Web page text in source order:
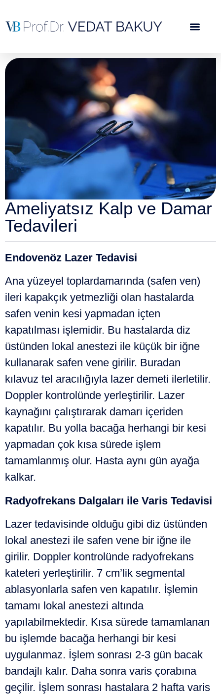
Ameliyatsız Kalp ve Damar
Tedavileri
Endovenöz Lazer Tedavisi
Ana yüzeyel toplardamarında (safen ven)
ileri kapakçık yetmezliği olan hastalarda
safen venin kesi yapmadan içten
kapatılması işlemidir. Bu hastalarda diz
üstünden lokal anestezi ile küçük bir iğne
kullanarak safen vene girilir. Buradan
kılavuz tel aracılığıyla lazer demeti ilerletilir.
Doppler kontrolünde yerleştirilir. Lazer
kaynağını çalıştırarak damarı içeriden
kapatılır. Bu yolla bacağa herhangi bir kesi
yapmadan çok kısa sürede işlem
tamamlanmış olur. Hasta aynı gün ayağa
kalkar.
Radyofrekans Dalgaları ile Varis Tedavisi
Lazer tedavisinde olduğu gibi diz üstünden
lokal anestezi ile safen vene bir iğne ile
girilir. Doppler kontrolünde radyofrekans
kateteri yerleştirilir. 7 cm’lik segmental
ablasyonlarla safen ven kapatılır. İşlemin
tamamı lokal anestezi altında
yapılabilmektedir. Kısa sürede tamamlanan
bu işlemde bacağa herhangi bir kesi
uygulanmaz. İşlem sonrası 2-3 gün bacak
bandajlı kalır. Daha sonra varis çorabına
geçilir. İşlem sonrası hastalara 2 hafta varis